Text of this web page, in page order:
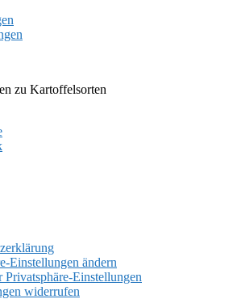
zu Kartoffelsorten
Einstellungen ändern
Privatsphäre-Einstellungen
widerrufen